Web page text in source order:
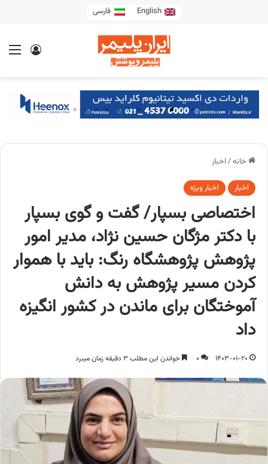
English فارسی
خانه/ اخبار
اخبار اخبار ویژه
اختصاصی بسپار/ گفت و گوی بسپار
با دکتر مژگان حسین نژاد، مدیر امور
پژوهش پژوهشگاه رنگ: باید با هموار
کردن مسیر پژوهش به دانش
آموختگان برای ماندن در کشور انگیزه
داد
1403-01-20
0 خواندن این مطلب 3 دقیقه زمان میبرد